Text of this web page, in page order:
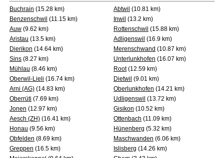
Buchrain (15.28 km) Abtwil (10.81 km)
Benzenschwil (11.15 km) Inwil (13.2 km)
Auw (9.62 km) Rottenschwil (15.88 km)
Aristau (13.5 km) Adligenswil (16.9 km)
Dierikon (14.64 km) Merenschwand (10.87 km)
Sins (8.27 km) Unterlunkhofen (16.07 km)
Mühlau (8.46 km) Root(12.59 km)
Oberwil-Lieli (16.74 km) Dietwil (9.01 km)
Arni (AG) (14.83 km) Oberlunkhofen (14.21 km)
Oberrüti (7.69 km) Udligenswil (13.72 km)
Jonen (12.97 km) Gisikon (10.52 km)
Aesch (ZH) (16.41 km) Ottenbach (11.09 km)
Honau (9.56 km) Hünenberg (5.32 km)
Obfelden (8.69 km) Maschwanden (6.06 km)
Greppen (16.5 km) Islisberg (14.26 km)